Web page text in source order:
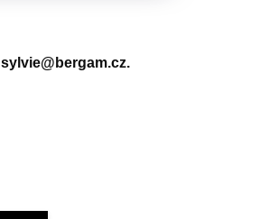
sylvie@bergam.cz.